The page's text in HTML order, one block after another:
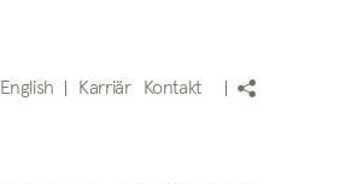
English Karriär Kontakt